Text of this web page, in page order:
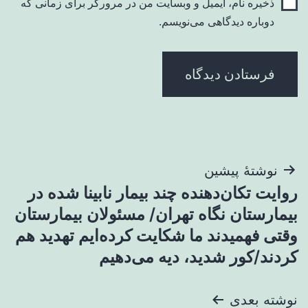
ذخیره نام، ایمیل و وبسایت من در مرورگر برای زمانی که
دوباره دیدگاهی می‌نویسم.
راهبری
نوشته
نوشتهٔ پیشین
روایت تکان‌دهنده چند بیمار نابینا شده در
بیمارستان نگاه تهران/ مسئولان بیمارستان
وقتی فهمیدند ما شکایت کرده‌ایم تهدید هم
کردند/کور شدید، دیه می‌دهیم
نوشته بعدی